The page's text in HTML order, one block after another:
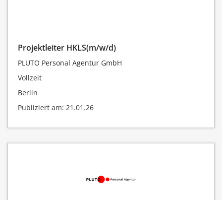
Projektleiter HKLS(m/w/d)
PLUTO Personal Agentur GmbH
Vollzeit
Berlin
Publiziert am: 21.01.26